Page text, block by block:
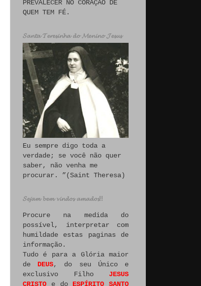
PREVALECER NO CORAÇÃO DE
QUEM TEM FÉ.
𝓢𝓪𝓷𝓽𝓪 𝓣𝓮𝓻𝓮𝓼𝓲𝓷𝓱𝓪 𝓭𝓸 𝓜𝓮𝓷𝓲𝓷𝓸 𝓙𝓮𝓼𝓾𝓼
Eu sempre digo toda a
verdade; se você não quer
saber, não venha me
procurar. ”(Saint Theresa)
𝓢𝓮𝓳𝓪𝓶 𝓫𝓮𝓶 𝓿𝓲𝓷𝓭𝓸𝓼 𝓪𝓶𝓪𝓭𝓸𝓼!!
Procure na medida do
possível, interpretar com
humildade estas paginas de
informação.
Tudo é para a Glória maior
de DEUS, do seu Único e
exclusivo Filho JESUS
CRISTO e do ESPÍRITO SANTO